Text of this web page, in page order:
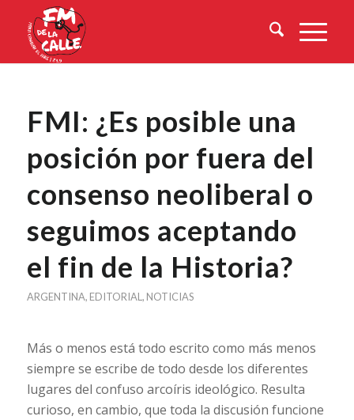
FMI: ¿Es posible una
posición por fuera del
consenso neoliberal o
seguimos aceptando
el fin de la Historia?
ARGENTINA, EDITORIAL , NOTICIAS
Más o menos está todo escrito como más menos
siempre se escribe de todo desde los diferentes
lugares del confuso arcoíris ideológico. Resulta
curioso, en cambio, que toda la discusión funcione